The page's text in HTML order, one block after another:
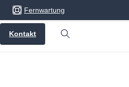
Fernwartung
Kontakt
Search